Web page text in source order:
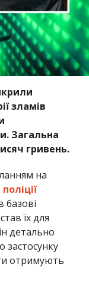
зламів
Загальна
гривень.
на
базові
їх для
детально
застосунку
отримують